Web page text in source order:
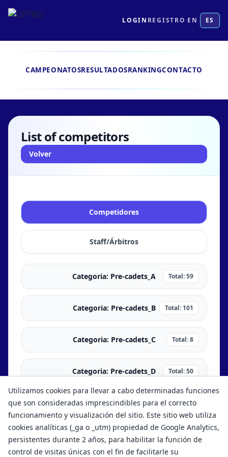
LOGIN REGISTRO EN ES
CAMPEONATOSRESULTADOSRANKINGCONTACTO
List of competitors
Volver
Competidores
Staff/Árbitros
Categoria: Pre-cadets_A Total: 59
Categoria: Pre-cadets_B Total: 101
Categoria: Pre-cadets_C Total: 8
Categoria: Pre-cadets_D Total: 50
Categoria: Pre-cadets_E Total: 13
Utilizamos cookies para llevar a cabo determinadas funciones
que son consideradas imprescindibles para el correcto
funcionamiento y visualización del sitio. Este sitio web utiliza
cookies analíticas (_ga o _utm) propiedad de Google Analytics,
persistentes durante 2 años, para habilitar la función de
control de visitas únicas con el fin de facilitarle su